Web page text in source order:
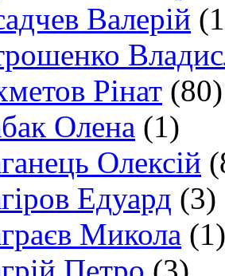
Валерій
Рінат (80)
Олена (1)
Олексій
Едуард (3)
Микола (1)